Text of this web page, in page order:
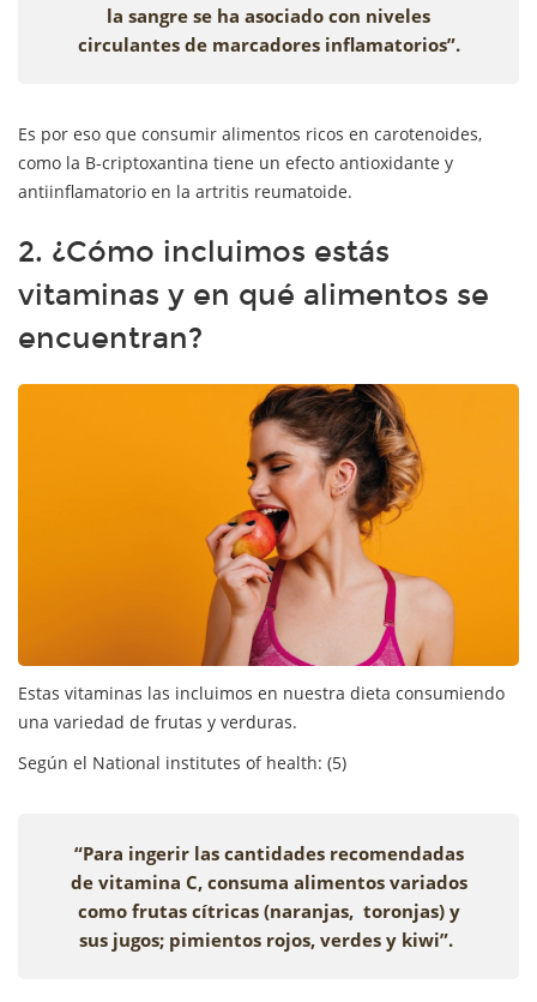
la sangre se ha asociado con niveles
circulantes de marcadores inflamatorios”.
Es por eso que consumir alimentos ricos en carotenoides,
como la B-criptoxantina tiene un efecto antioxidante y
antiinflamatorio en la artritis reumatoide.
2. ¿Cómo incluimos estás
vitaminas y en qué alimentos se
encuentran?
Estas vitaminas las incluimos en nuestra dieta consumiendo
una variedad de frutas y verduras.
Según el National institutes of health: (5)
“Para ingerir las cantidades recomendadas
de vitamina C, consuma alimentos variados
como frutas cítricas (naranjas, toronjas) y
sus jugos; pimientos rojos, verdes y kiwi”.